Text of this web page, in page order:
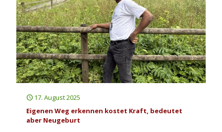
17. August 2025
Eigenen Weg erkennen kostet Kraft, bedeutet
aber Neugeburt